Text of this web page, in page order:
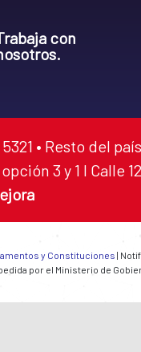
con
• Resto del
3 y 1 I Calle
y Constituciones |
por el Ministerio de